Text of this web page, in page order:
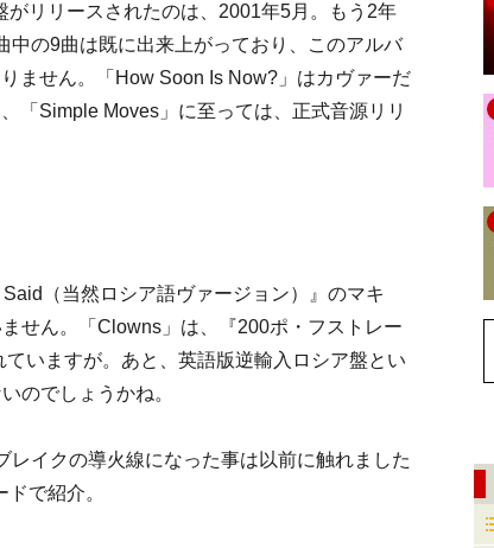
がリリースされたのは、2001年5月。もう2年
中の9曲は既に出来上がっており、このアルバ
ません。「How Soon Is Now?」はカヴァーだ
「Simple Moves」に至っては、正式音源リリ
（当然ロシア語ヴァージョン）』のマキ
せん。「Clowns」は、『200ポ・フストレー
いますが。あと、英語版逆輸入ロシア盤とい
のでしょうかね。
イクの導火線になった事は以前に触れました
で紹介。